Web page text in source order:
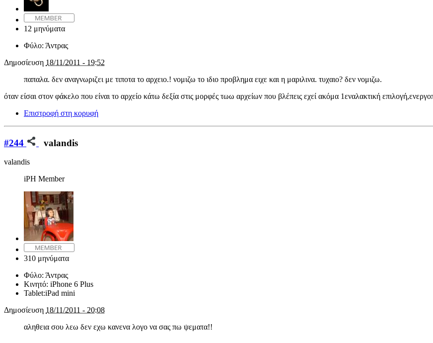
12 μηνύματα
Φύλο: Άντρας
Δημοσίευση 18/11/2011 - 19:52
παπαλα. δεν αναγνωριζει με τιποτα το αρχειο.! νομιζω το ιδιο προβλημα ειχε και η μαριλινα. τυχαιο? δεν νομιζω.
όταν είσαι στον φάκελο που είναι το αρχείο κάτω δεξία στις μορφές τωω αρχείων που βλέπεις εχεί ακόμα 1εναλακτική
Επιστροφή στη κορυφή
#244 valandis
valandis
iPH Member
310 μηνύματα
Φύλο: Άντρας
Κινητό: iPhone 6 Plus
Tablet:iPad mini
Δημοσίευση 18/11/2011 - 20:08
αληθεια σου λεω δεν εχω κανενα λογο να σας πω ψεματα!!